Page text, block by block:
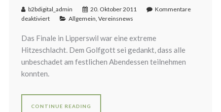
b2bdigital_admin 20. Oktober 2011
Kommentare
deaktiviert
Allgemein, Vereinsnews
Das Finale in Lipperswil war eine extreme
Hitzeschlacht. Dem Golfgott sei gedankt, dass alle
unbeschadet am festlichen Abendessen teilnehmen
konnten.
CONTINUE READING